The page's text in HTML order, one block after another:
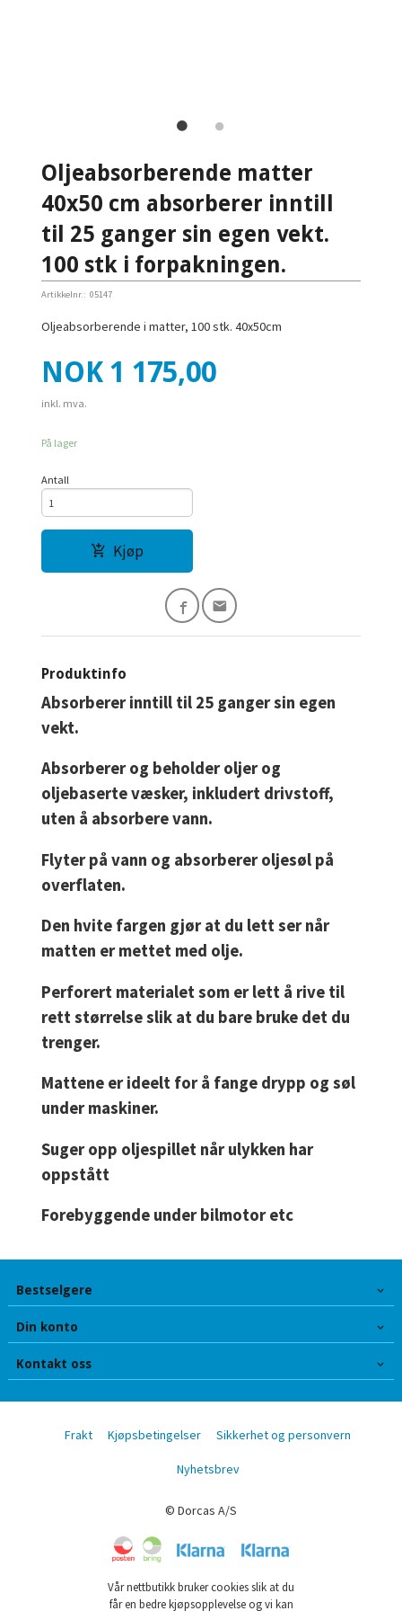
Oljeabsorberende matter
40x50 cm absorberer inntill
til 25 ganger sin egen vekt.
100 stk i forpakningen.
Artikkelnr.: 05147
Oljeabsorberende i matter, 100 stk. 40x50cm
Pris
NOK 1 175,00
inkl. mva.
På lager
Antall
Kjøp
Produktinfo
Absorberer inntill til 25 ganger sin egen
vekt.
Absorberer og beholder oljer og
oljebaserte væsker, inkludert drivstoff,
uten å absorbere vann.
Flyter på vann og absorberer oljesøl på
overflaten.
Den hvite fargen gjør at du lett ser når
matten er mettet med olje.
Perforert materialet som er lett å rive til
rett størrelse slik at du bare bruke det du
trenger.
Mattene er ideelt for å fange drypp og søl
under maskiner.
Suger opp oljespillet når ulykken har
oppstått
Forebyggende under bilmotor etc
Bestselgere
Din konto
Kontakt oss
Frakt Kjøpsbetingelser Sikkerhet og personvern
Nyhetsbrev
© Dorcas A/S
Vår nettbutikk bruker cookies slik at du
får en bedre kjøpsopplevelse og vi kan